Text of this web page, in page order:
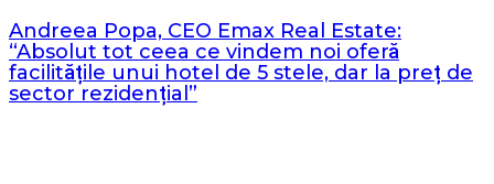
Andreea Popa, CEO Emax Real Estate:
“Absolut tot ceea ce vindem noi oferă
facilitățile unui hotel de 5 stele, dar la preț de
sector rezidențial”